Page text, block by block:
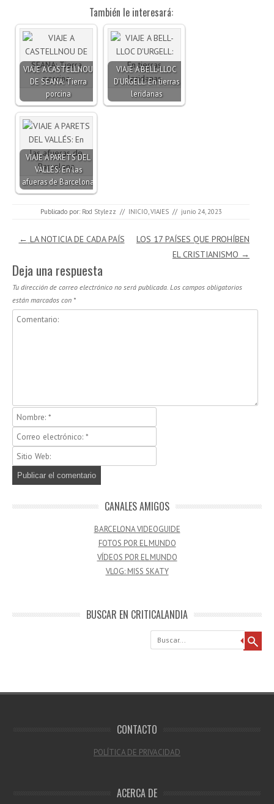
También le interesará:
VIAJE A CASTELLNOU
DE SEANA: Tierra
porcina
VIAJE A BELL-LLOC
D'URGELL: En tierras
leridanas
VIAJE A PARETS DEL
VALLÉS: En las
afueras de Barcelona
Publicado por: Rod Stylezz // INICIO VIAJES // junio 24, 2023
Navegación de entradas
← LA NOTICIA DE CADA PAÍS
LOS 17 PAÍSES QUE PROHÍBEN
EL CRISTIANISMO →
Deja una respuesta
Tu dirección de correo electrónico no será publicada. Los campos obligatorios
están marcados con *
CANALES AMIGOS
BARCELONA VIDEOGUIDE
FOTOS POR EL MUNDO
VÍDEOS POR EL MUNDO
VLOG: MISS SKATY
BUSCAR EN CRITICALANDIA
Buscar
CONTACTO
POLÍTICA DE PRIVACIDAD
ACERCA DE